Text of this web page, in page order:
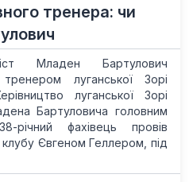
тренера: чи
Младен Бартулович
луганської Зорі
луганської Зорі
Бартуловича головним
річний фахівець провів
Євгеном Геллером, під